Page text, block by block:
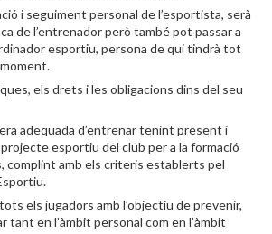
i seguiment personal de l’esportista, serà
de l’entrenador però també pot passar a
esportiu, persona de qui tindrà tot
els drets i les obligacions dins del seu
adequada d’entrenar tenint present i
esportiu del club per a la formació
complint amb els criteris establerts pel
els jugadors amb l’objectiu de prevenir,
tant en l’àmbit personal com en l’àmbit